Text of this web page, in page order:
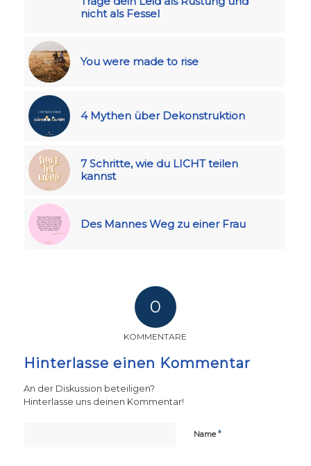
nicht als Fessel
You were made to rise
4 Mythen über Dekonstruktion
7 Schritte, wie du LICHT teilen
kannst
Des Mannes Weg zu einer Frau
0
KOMMENTARE
Hinterlasse einen Kommentar
An der Diskussion beteiligen?
Hinterlasse uns deinen Kommentar!
Name*